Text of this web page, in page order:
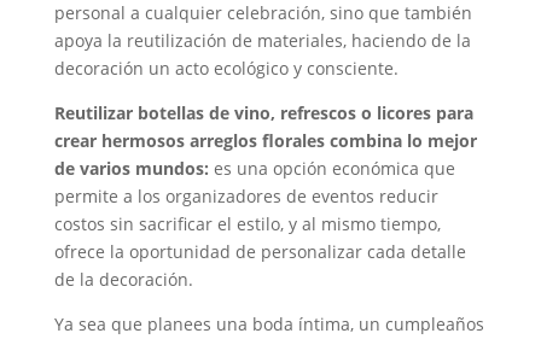
personal a cualquier celebración, sino que también
apoya la reutilización de materiales, haciendo de la
decoración un acto ecológico y consciente.
Reutilizar botellas de vino, refrescos o licores para
crear hermosos arreglos florales combina lo mejor
de varios mundos: es una opción económica que
permite a los organizadores de eventos reducir
costos sin sacrificar el estilo, y al mismo tiempo,
ofrece la oportunidad de personalizar cada detalle
de la decoración.
Ya sea que planees una boda íntima, un cumpleaños